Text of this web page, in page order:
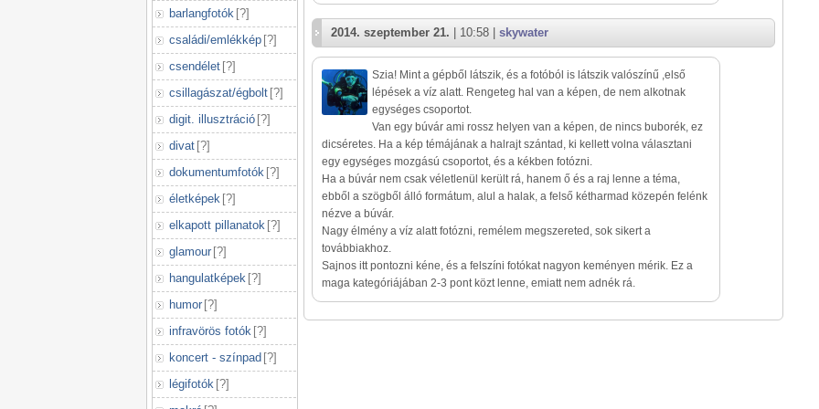
barlangfotók [?]
családi/emlékkép [?]
csendélet [?]
csillagászat/égbolt [?]
digit. illusztráció [?]
divat [?]
dokumentumfotók [?]
életképek [?]
elkapott pillanatok [?]
glamour [?]
hangulatképek [?]
humor [?]
infravörös fotók [?]
koncert - színpad [?]
légifotók [?]
2014. szeptember 21. | 10:58 | skywater
Szia! Mint a gépből látszik, és a fotóból is látszik valószínű ,első
lépések a víz alatt. Rengeteg hal van a képen, de nem alkotnak
egységes csoportot.
Van egy búvár ami rossz helyen van a képen, de nincs buborék, ez
dicséretes. Ha a kép témájának a halrajt szántad, ki kellett volna választani
egy egységes mozgású csoportot, és a kékben fotózni.
Ha a búvár nem csak véletlenül került rá, hanem ő és a raj lenne a téma,
ebből a szögből álló formátum, alul a halak, a felső kétharmad közepén felénk
nézve a búvár.
Nagy élmény a víz alatt fotózni, remélem megszereted, sok sikert a
továbbiakhoz.
Sajnos itt pontozni kéne, és a felszíni fotókat nagyon keményen mérik. Ez a
maga kategóriájában 2-3 pont közt lenne, emiatt nem adnék rá.